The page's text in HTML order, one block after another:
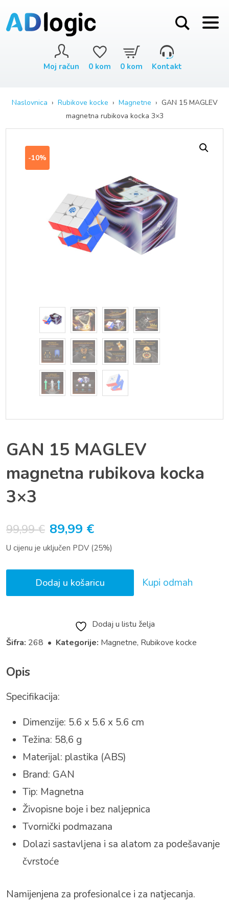
Moj račun 0 kom 0 kom Kontakt
Naslovnica › Rubikove kocke › Magnetne › GAN 15 MAGLEV
magnetna rubikova kocka 3×3
-10%
GAN 15 MAGLEV
magnetna rubikova kocka
3×3
99,99€ Izvorna
cijena
je:
99,99 €.
89,99 €
cijena
89,99 €.
U cijenu je uključen PDV (25%)
Dodaj u košaricu Kupi odmah
Dodaj u listu želja
Šifra: 268 • Kategorije: Magnetne, Rubikove kocke
Opis
Specifikacija:
Dimenzije: 5.6 x 5.6 x 5.6 cm
Težina: 58,6 g
Materijal: plastika (ABS)
Brand: GAN
Tip: Magnetna
Živopisne boje i bez naljepnica
Tvornički podmazana
Dolazi sastavljena i sa alatom za podešavanje
čvrstoće
Namijenjena za profesionalce i za natjecanja.